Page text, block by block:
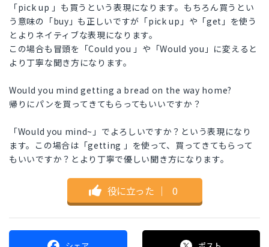
「pick up 」も買うという表現になります。もちろん買うとい
う意味の「buy」も正しいですが「pick up」や「get」を使う
とよりネイティブな表現になります。
この場合も冒頭を「Could you 」や「Would you」に変えると
より丁寧な聞き方になります。
Would you mind getting a bread on the way home?
帰りにパンを買ってきてもらってもいいですか？
「Would you mind~」でよろしいですか？という表現になり
ます。この場合は「getting 」を使って、買ってきてもらって
もいいですか？とより丁寧で優しい聞き方になります。
役に立った ｜ 0